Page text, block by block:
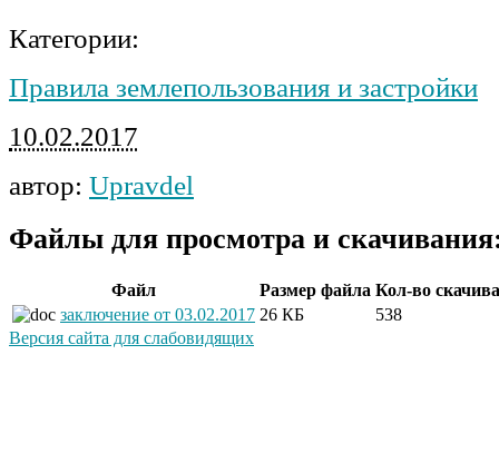
Категории:
Правила землепользования и застройки
10.02.2017
автор: Upravdel
Файлы для просмотра и
Файл Размер файла Кол-во
заключение от 03.02.2017 26 КБ
538
Версия сайта для слабовидящих